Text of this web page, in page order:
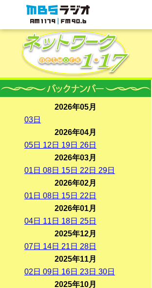
MBSラジオ 1179|FM90.6
2026年05月
03日
2026年04月
05日 12 日 19日 26日
2026年03月
01 日 08日 15日 22 日 29日
2026年02月
01 日 08日 15日 22 日
2026年01月
04日 11 日 18日 25日
2025年12月
07日 14日 21 日 28日
2025年11月
02 日 09日 16日 23日 30日
2025年10月